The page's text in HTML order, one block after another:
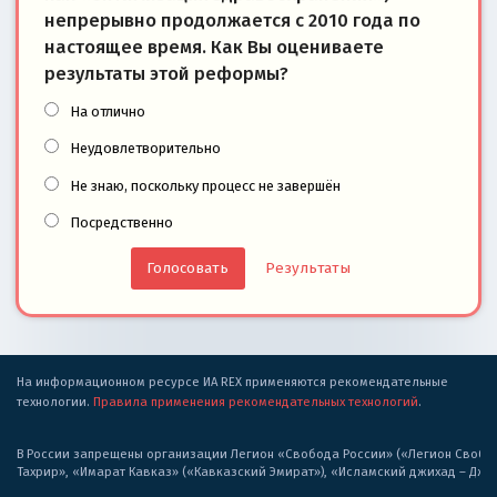
непрерывно продолжается с 2010 года по
настоящее время. Как Вы оцениваете
результаты этой реформы?
На отлично
Неудовлетворительно
Не знаю, поскольку процесс не завершён
Посредственно
Результаты
На информационном ресурсе ИА REX применяются рекомендательные
технологии. Правила применения рекомендательных технологий.
В России запрещены организации Легион «Свобода России» («Легион
Тахрир», «Имарат Кавказ» («Кавказский Эмират»), «Исламский джихад –